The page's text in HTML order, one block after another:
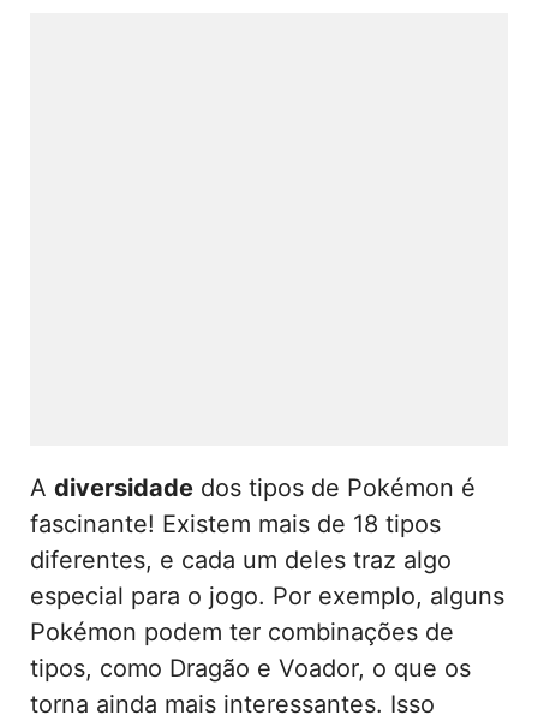
A diversidade dos tipos de Pokémon é
fascinante! Existem mais de 18 tipos
diferentes, e cada um deles traz algo
especial para o jogo. Por exemplo, alguns
Pokémon podem ter combinações de
tipos, como Dragão e Voador, o que os
torna ainda mais interessantes. Isso